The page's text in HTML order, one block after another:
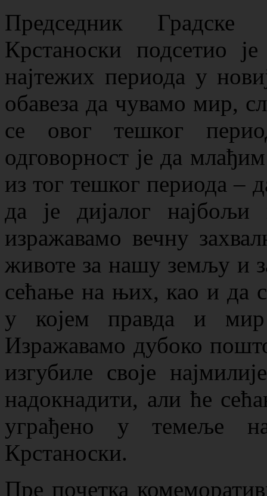
Председник
Крстаноски подсетио
најтежих периода у
обавеза да чувамо мир,
се овог тешког
одговорност је да
из тог тешког периода –
да је дијалог
изражавамо вечну
животе за нашу земљу и
сећање на њих, као и да
у којем правда и мир
Изражавамо дубоко
изгубиле своје
надокнадити, али ће
уграђено у темеље
Крстаноски.
Пре почетка